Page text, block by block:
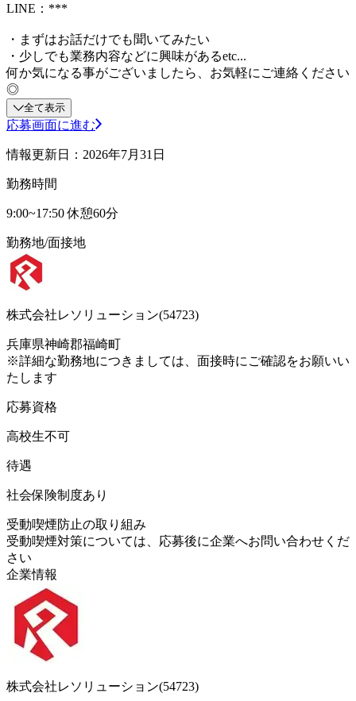
LINE：***
・まずはお話だけでも聞いてみたい
・少しでも業務内容などに興味があるetc...
何か気になる事がございましたら、お気軽にご連絡ください
◎
全て表示
応募画面に進む
情報更新日：2026年7月31日
勤務時間
9:00~17:50 休憩60分
勤務地/面接地
株式会社レソリューション(54723)
兵庫県神崎郡福崎町
※詳細な勤務地につきましては、面接時にご確認をお願いい
たします
応募資格
高校生不可
待遇
社会保険制度あり
受動喫煙防止の取り組み
受動喫煙対策については、応募後に企業へお問い合わせくだ
さい
企業情報
株式会社レソリューション(54723)